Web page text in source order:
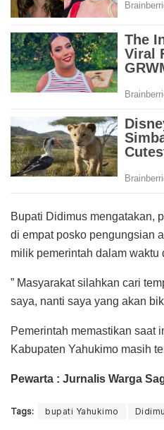
Bupati Didimus mengatakan,
di empat posko pengungsian
milik pemerintah dalam waktu
” Masyarakat silahkan cari
saya, nanti saya yang akan
Pemerintah memastikan saat
Kabupaten Yahukimo masih
Pewarta : Jurnalis Warga
Tags: bupati Yahukimo